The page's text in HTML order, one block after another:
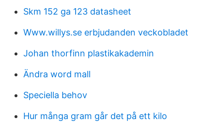
Skm 152 ga 123 datasheet
Www.willys.se erbjudanden veckobladet
Johan thorfinn plastikakademin
Ändra word mall
Speciella behov
Hur många gram går det på ett kilo